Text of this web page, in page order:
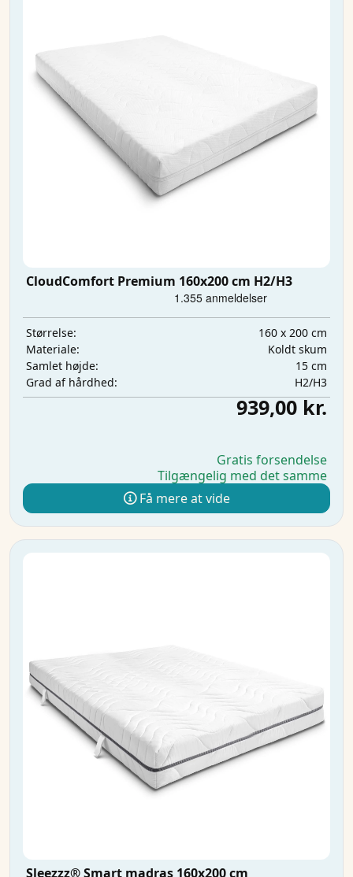
CloudComfort Premium 160x200 cm H2/H3
Størrelse:
160 x 200 cm
Materiale:
Koldt skum
Samlet højde:
15 cm
Grad af hårdhed:
H2/H3
939,00 kr.
Gratis forsendelse
Tilgængelig med det samme
Få mere at vide
Sleezzz® Smart madras 160x200 cm